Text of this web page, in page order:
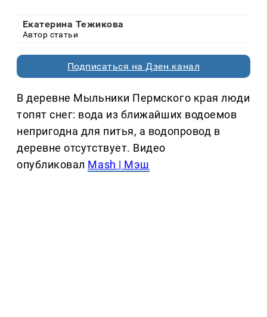
Екатерина Тежикова
Автор статьи
Подписаться на Дзен.канал
В деревне Мыльники Пермского края люди
топят снег: вода из ближайших водоемов
непригодна для питья, а водопровод в
деревне отсутствует. Видео
опубликовал Mash | Мэш